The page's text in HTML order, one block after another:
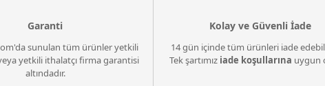
Garanti
sunulan tüm ürünler yetkili
yetkili ithalatçı firma garantisi
altındadır.
Kolay ve Güvenli İade
14 gün içinde tüm ürünleri iade
Tek şartımız iade koşullarına uygun